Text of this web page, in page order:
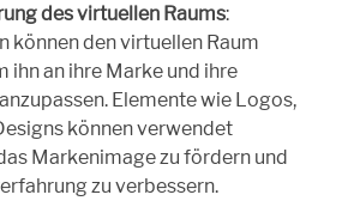
des virtuellen Raums:
können den virtuellen Raum
ihn an ihre Marke und ihre
Elemente wie Logos,
können verwendet
Markenimage zu fördern und
zu verbessern.